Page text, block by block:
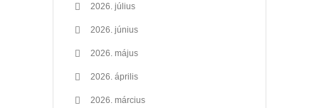
2026. július
2026. június
2026. május
2026. április
2026. március